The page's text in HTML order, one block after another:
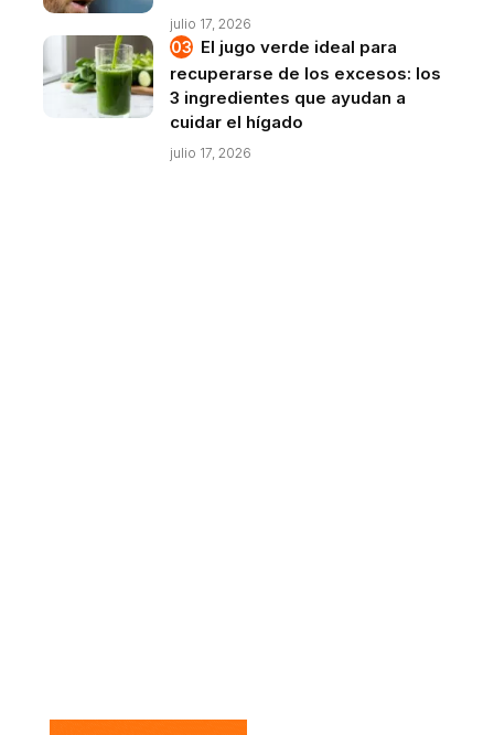
julio 17, 2026
El jugo verde ideal para
recuperarse de los excesos: los
3 ingredientes que ayudan a
cuidar el hígado
julio 17, 2026